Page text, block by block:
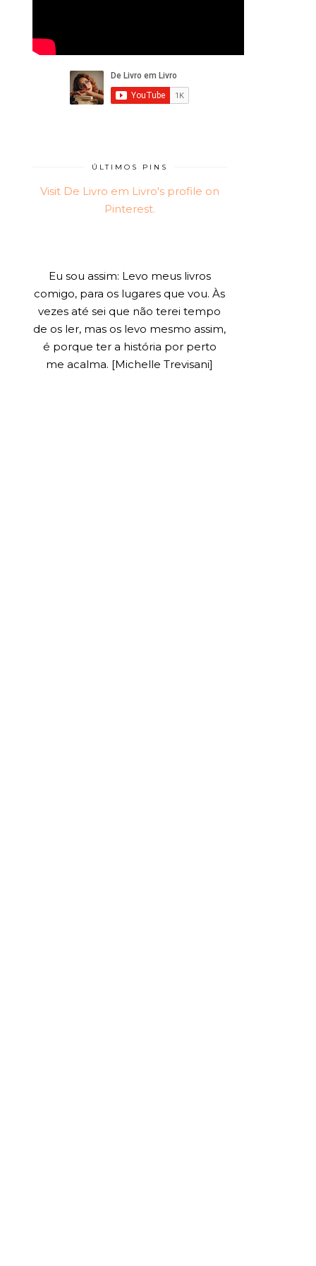
ÚLTIMOS PINS
Visit De Livro em Livro's profile on
Pinterest.
Eu sou assim: Levo meus livros
comigo, para os lugares que vou. Às
vezes até sei que não terei tempo
de os ler, mas os levo mesmo assim,
é porque ter a história por perto
me acalma. [Michelle Trevisani]